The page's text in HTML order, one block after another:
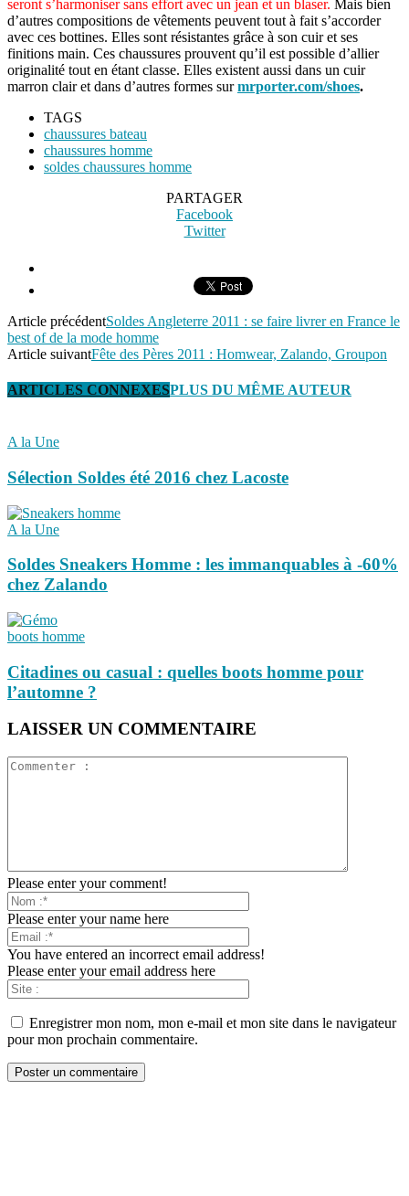
seront s’harmoniser sans effort avec un jean et un blaser. Mais bien
d’autres compositions de vêtements peuvent tout à fait s’accorder
avec ces bottines. Elles sont résistantes grâce à son cuir et ses
finitions main. Ces chaussures prouvent qu’il est possible d’allier
originalité tout en étant classe. Elles existent aussi dans un cuir
marron clair et dans d’autres formes surmrporter.com/shoes.
TAGS
chaussures bateau
chaussures homme
soldes chaussures homme
PARTAGER
Facebook
Twitter
Article précédentSoldes Angleterre 2011 : se faire livrer en France le
best of de la mode homme
Article suivantFête des Pères 2011 : Homwear, Zalando, Groupon
ARTICLES CONNEXESPLUS DU MÊME AUTEUR
A la Une
Sélection Soldes été 2016 chez Lacoste
A la Une
Soldes Sneakers Homme : les immanquables à -60%
chez Zalando
boots homme
Citadines ou casual : quelles boots homme pour
l’automne ?
LAISSER UN COMMENTAIRE
Please enter your comment!
Please enter your name here
You have entered an incorrect email address!
Please enter your email address here
Enregistrer mon nom, mon e-mail et mon site dans le navigateur
pour mon prochain commentaire.